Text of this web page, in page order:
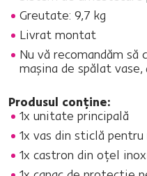
Greutate: 9,7 kg
Livrat montat
Nu vă recomandăm
maşina de spălat
Produsul conţine:
1x unitate principală
1x vas din sticlă
1x castron din oţel